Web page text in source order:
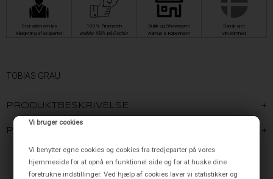
Vi bruger cookies
Vi benytter egne cookies og cookies fra tredjeparter på vores
hjemmeside for at opnå en funktionel side og for at huske dine
foretrukne indstillinger. Ved hjælp af cookies laver vi statistikker og
Stor viden om lys
Rådgivning af eksperter
100% Prismatch
endda 103% på Occhio
Butik og Showroom i
Aarhus & København
Dansk ejet
virksomhed
TOBIAS GRAU
PRODUKTBESKRIVELSE
PRODUKTINFORMATION